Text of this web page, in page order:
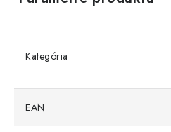
Kategória
EAN